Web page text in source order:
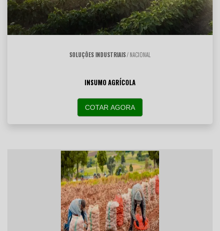
SOLUÇÕES INDUSTRIAIS/ NACIONAL
INSUMO AGRÍCOLA
COTAR AGORA